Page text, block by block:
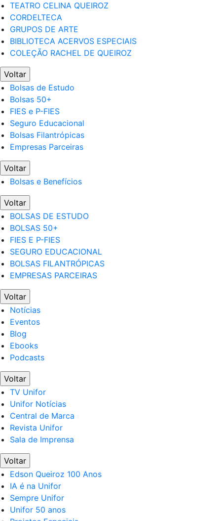
TEATRO CELINA QUEIROZ
CORDELTECA
GRUPOS DE ARTE
BIBLIOTECA ACERVOS ESPECIAIS
COLEÇÃO RACHEL DE QUEIROZ
Voltar
Bolsas de Estudo
Bolsas 50+
FIES e P-FIES
Seguro Educacional
Bolsas Filantrópicas
Empresas Parceiras
Voltar
Bolsas e Benefícios
Voltar
BOLSAS DE ESTUDO
BOLSAS 50+
FIES E P-FIES
SEGURO EDUCACIONAL
BOLSAS FILANTRÓPICAS
EMPRESAS PARCEIRAS
Voltar
Notícias
Eventos
Blog
Ebooks
Podcasts
Voltar
TV Unifor
Unifor Notícias
Central de Marca
Revista Unifor
Sala de Imprensa
Voltar
Edson Queiroz 100 Anos
IA é na Unifor
Sempre Unifor
Unifor 50 anos